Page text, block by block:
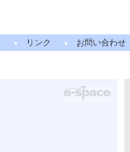
リンク お問い合わせ